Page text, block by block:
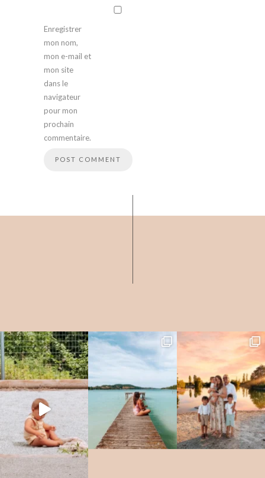
Enregistrer
mon nom,
mon e-mail et
mon site
dans le
navigateur
pour mon
prochain
commentaire.